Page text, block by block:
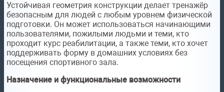
Устойчивая геометрия конструкции делает тренажёр
безопасным для людей с любым уровнем физической
подготовки. Он может использоваться начинающими
пользователями, пожилыми людьми и теми, кто
проходит курс реабилитации, а также теми, кто хочет
поддерживать форму в домашних условиях без
посещения спортивного зала.
Назначение и функциональные возможности